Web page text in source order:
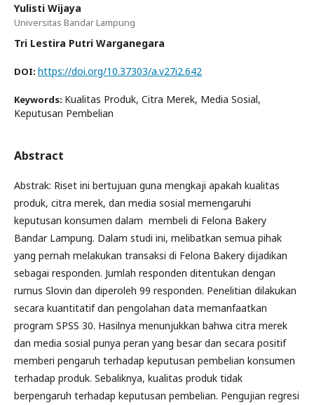
Yulisti Wijaya
Universitas Bandar Lampung
Tri Lestira Putri Warganegara
DOI: https://doi.org/10.37303/a.v27i2.642
Keywords: Kualitas Produk, Citra Merek, Media Sosial,
Keputusan Pembelian
Abstract
Abstrak: Riset ini bertujuan guna mengkaji apakah kualitas
produk, citra merek, dan media sosial memengaruhi
keputusan konsumen dalam membeli di Felona Bakery
Bandar Lampung. Dalam studi ini, melibatkan semua pihak
yang pernah melakukan transaksi di Felona Bakery dijadikan
sebagai responden. Jumlah responden ditentukan dengan
rumus Slovin dan diperoleh 99 responden. Penelitian dilakukan
secara kuantitatif dan pengolahan data memanfaatkan
program SPSS 30. Hasilnya menunjukkan bahwa citra merek
dan media sosial punya peran yang besar dan secara positif
memberi pengaruh terhadap keputusan pembelian konsumen
terhadap produk. Sebaliknya, kualitas produk tidak
berpengaruh terhadap keputusan pembelian. Pengujian regresi